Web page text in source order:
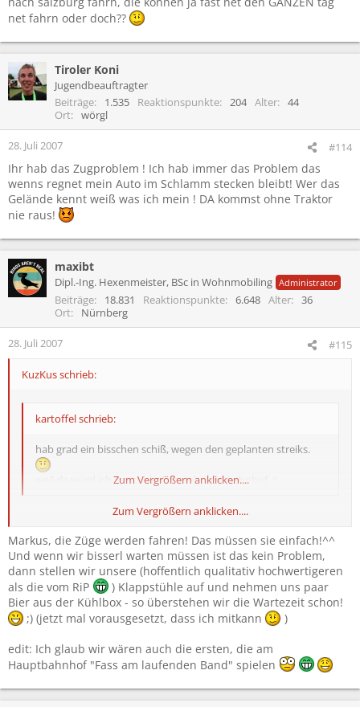
net fahrn oder doch??
Tiroler Koni
Jugendbeauftragter
Beiträge
1.535 Reaktionspunkte 204 Alter
44
Ort
wörgl
28. Juli 2007 #114
Ihr hab das Zugproblem ! Ich hab immer das Problem das
wenns regnet mein Auto im Schlamm stecken bleibt! Wer das
Gelände kennt weiß was ich mein ! DA kommst ohne Traktor
nie raus!
maxibt
Dipl.-Ing. Hexenmeister, BSc in Wohnmobiling Administrator
Beiträge 18.831 Reaktionspunkte 6.648 Alter
36
Ort
Nürnberg
28. Juli 2007 #115
KuzKus schrieb:
kartoffel schrieb:
hab grad ein bisschen schiß, wegen den geplanten streiks.
weil da würd ich sonst blöd dastehn am bahnhof. :)
Zum Vergrößern anklicken....
in gottes namen irgendwann am dienstag mal ein zug nach
salzburg fahrn, die können ja fast net den GANZEN tag net fahrn
oder doch??
Zum Vergrößern anklicken....
Markus, die Züge werden fahren! Das müssen sie einfach!^^
Und wenn wir bisserl warten müssen ist das kein Problem,
dann stellen wir unsere (hoffentlich qualitativ hochwertigeren
als die vom RiP
) Klappstühle auf und nehmen uns paar
Bier aus der Kühlbox - so überstehen wir die Wartezeit schon!
;) (jetzt mal vorausgesetzt, dass ich mitkann
)
edit: Ich glaub wir wären auch die ersten, die am
Hauptbahnhof "Fass am laufenden Band" spielen